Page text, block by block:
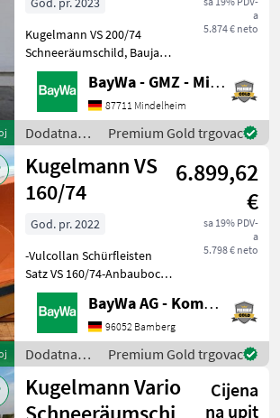
a
5.874 € neto
Kugelmann VS 200/74
Schneeräumschild, Baujahr
2023, Vulcollan
Schürfleisten Satz,
Anbaubock KAT1, Vario S,
Beleuchtungsanlage, Preis
6.990, - Euro inkl. 19% MWSt
Dodatna o
BayWa - GMZ - Mindelheim
87711 Mindelheim
Dodatna
oprema za
traktore /
Kugelmann
Premium Gold trgovac
Kugelmann VS
160/74
6.899,62
€
sa 19% PDV-
a
5.798 € neto
God. pr. 2022
-Vulcollan Schürfleisten
Satz VS 160/74-Anbaubock
KAT 1, Vario S!
Lagermaschine ! Dodatna
oprema za traktore Plug za
snijeg
BayWa AG - Kommunal-Vertriebszentrum Franken
96052 Bamberg
Dodatna
oprema za
traktore /
Kugelmann
Premium Gold trgovac
Kugelmann Vario
Cijena
na upit